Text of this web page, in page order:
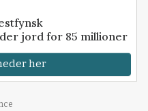
jord for 85 millioner
her